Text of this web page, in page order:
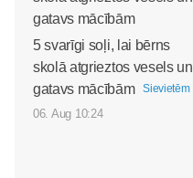
5 svarīgi soļi, lai bērns
skolā atgrieztos vesels un
gatavs mācībām
Sievietēm
06. Aug 10:24